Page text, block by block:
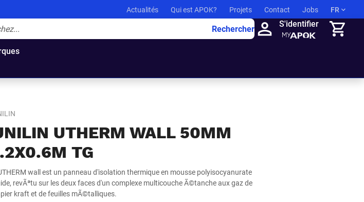
Actualités Qui est APOK? Projets Contact Jobs FR
Rechercher
S'identifier
UTHERM WALL 50MM
TG
wall est un panneau d'isolation thermique en mousse polyisocyanurate
revÃªtu sur les deux faces d'un complexe multicouche Ã©tanche aux gaz de
kraft et de feuilles mÃ©talliques.